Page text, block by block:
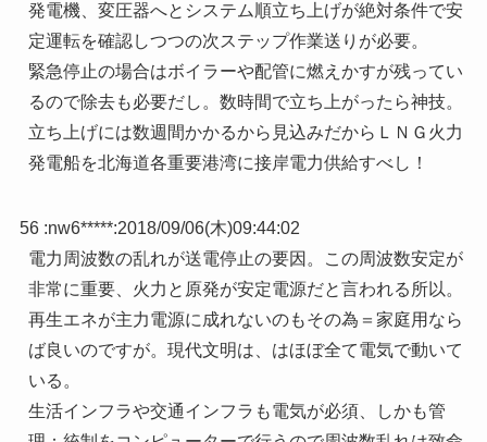
発電機、変圧器へとシステム順立ち上げが絶対条件で安
定運転を確認しつつの次ステップ作業送りが必要。
緊急停止の場合はボイラーや配管に燃えかすが残ってい
るので除去も必要だし。数時間で立ち上がったら神技。
立ち上げには数週間かかるから見込みだからＬＮＧ火力
発電船を北海道各重要港湾に接岸電力供給すべし！
56 :nw6*****:2018/09/06(木)09:44:02
電力周波数の乱れが送電停止の要因。この周波数安定が
非常に重要、火力と原発が安定電源だと言われる所以。
再生エネが主力電源に成れないのもその為＝家庭用なら
ば良いのですが。現代文明は、はほぼ全て電気で動いて
いる。
生活インフラや交通インフラも電気が必須、しかも管